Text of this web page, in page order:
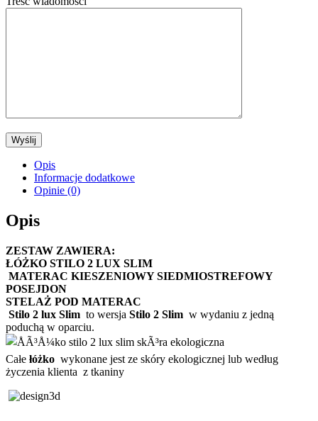
Opis
Informacje dodatkowe
Opinie (0)
Opis
ZESTAW ZAWIERA:
ŁÓŻKO STILO 2 LUX SLIM
MATERAC KIESZENIOWY SIEDMIOSTREFOWY
POSEJDON
STELAŻ POD MATERAC
Stilo 2 lux Slim to wersja Stilo 2 Slim w wydaniu z jedną
poduchą w oparciu.
Całe łóżko wykonane jest ze skóry ekologicznej lub według
życzenia klienta z tkaniny